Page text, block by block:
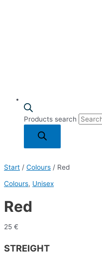
Products search
Start / Colours / Red
Colours, Unisex
Red
25 €
STREIGHT